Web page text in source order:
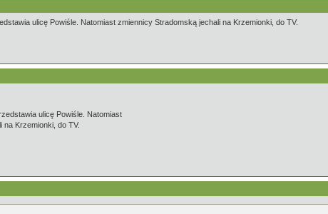
ulicę Powiśle. Natomiast zmiennicy Stradomską jechali na Krzemionki, do TV.
ulicę Powiśle. Natomiast
na Krzemionki, do TV.